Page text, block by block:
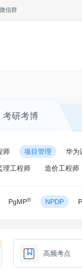
微信群
考研考博
师 项目管理 华为
理工程师 造价工程师
PgMP® NPDP
高频考点